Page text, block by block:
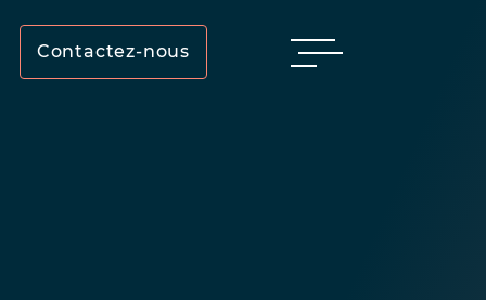
Contactez-nous